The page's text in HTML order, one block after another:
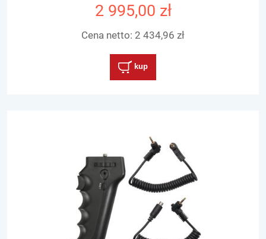
2 995,00 zł
Cena netto: 2 434,96 zł
kup